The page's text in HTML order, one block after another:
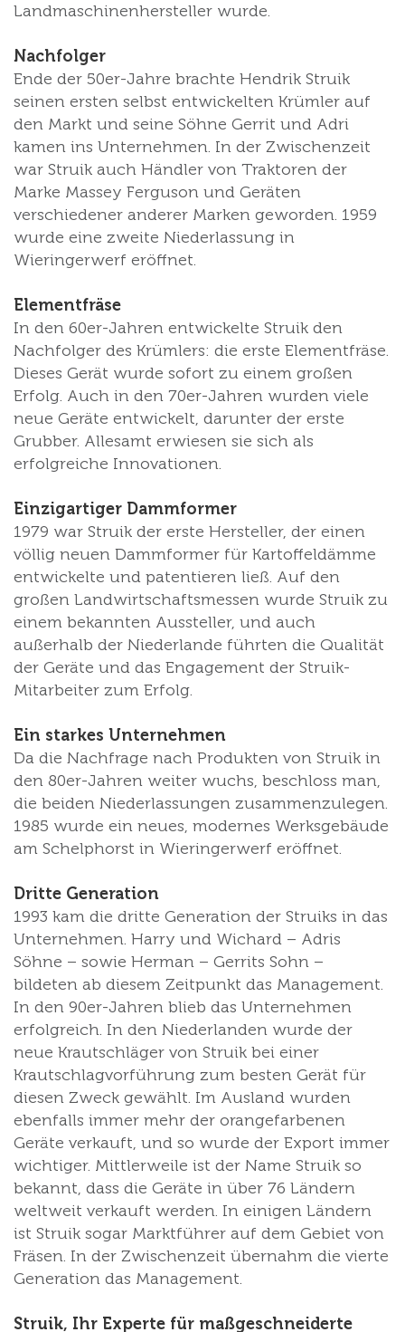
Landmaschinenhersteller wurde.
Nachfolger
Ende der 50er-Jahre brachte Hendrik Struik
seinen ersten selbst entwickelten Krümler auf
den Markt und seine Söhne Gerrit und Adri
kamen ins Unternehmen. In der Zwischenzeit
war Struik auch Händler von Traktoren der
Marke Massey Ferguson und Geräten
verschiedener anderer Marken geworden. 1959
wurde eine zweite Niederlassung in
Wieringerwerf eröffnet.
Elementfräse
In den 60er-Jahren entwickelte Struik den
Nachfolger des Krümlers: die erste Elementfräse.
Dieses Gerät wurde sofort zu einem großen
Erfolg. Auch in den 70er-Jahren wurden viele
neue Geräte entwickelt, darunter der erste
Grubber. Allesamt erwiesen sie sich als
erfolgreiche Innovationen.
Einzigartiger Dammformer
1979 war Struik der erste Hersteller, der einen
völlig neuen Dammformer für Kartoffeldämme
entwickelte und patentieren ließ. Auf den
großen Landwirtschaftsmessen wurde Struik zu
einem bekannten Aussteller, und auch
außerhalb der Niederlande führten die Qualität
der Geräte und das Engagement der Struik-
Mitarbeiter zum Erfolg.
Ein starkes Unternehmen
Da die Nachfrage nach Produkten von Struik in
den 80er-Jahren weiter wuchs, beschloss man,
die beiden Niederlassungen zusammenzulegen.
1985 wurde ein neues, modernes Werksgebäude
am Schelphorst in Wieringerwerf eröffnet.
Dritte Generation
1993 kam die dritte Generation der Struiks in das
Unternehmen. Harry und Wichard – Adris
Söhne – sowie Herman – Gerrits Sohn –
bildeten ab diesem Zeitpunkt das Management.
In den 90er-Jahren blieb das Unternehmen
erfolgreich. In den Niederlanden wurde der
neue Krautschläger von Struik bei einer
Krautschlagvorführung zum besten Gerät für
diesen Zweck gewählt. Im Ausland wurden
ebenfalls immer mehr der orangefarbenen
Geräte verkauft, und so wurde der Export immer
wichtiger. Mittlerweile ist der Name Struik so
bekannt, dass die Geräte in über 76 Ländern
weltweit verkauft werden. In einigen Ländern
ist Struik sogar Marktführer auf dem Gebiet von
Fräsen. In der Zwischenzeit übernahm die vierte
Generation das Management.
Struik, Ihr Experte für maßgeschneiderte